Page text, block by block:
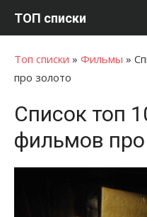
ТОП списки
Топ списки » Фильмы »
про золото
Список топ
фильмов про